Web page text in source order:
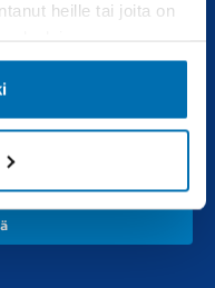
heille tai joita on